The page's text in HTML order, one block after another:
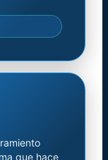
que hace